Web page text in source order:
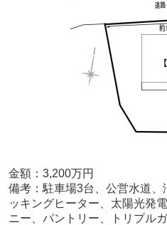
金額：3,200万円
備考： 駐車場3台、公営水道、
ッキングヒーター、太陽光発
ニー、パントリー、トリプル